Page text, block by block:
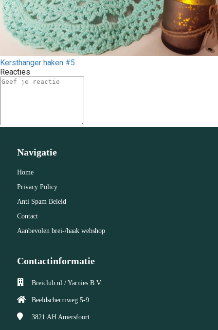
Kersthanger haken #5
Reacties
Navigatie
Home
Privacy Policy
Anti Spam Beleid
Contact
Aanbevolen brei-/haak webshop
Contactinformatie
Breiclub.nl / Yarnies B.V.
Beeldschermweg 5-9
3821 AH Amersfoort